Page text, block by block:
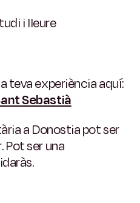
i lleure
teva experiència aquí:
Sebastià
a Donostia pot ser
Pot ser una